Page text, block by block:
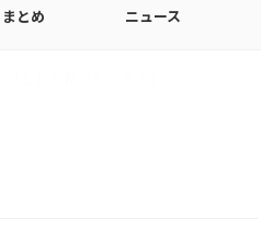
まとめ ニュース